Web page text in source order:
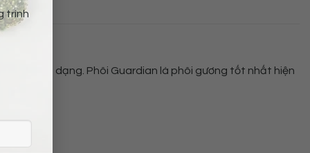
trình
biến dạng. Phôi Guardian là phôi gương tốt nhất hiện